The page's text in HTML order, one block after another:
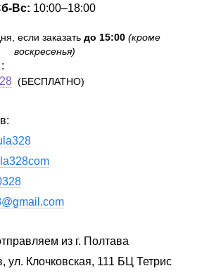
Вс: 10:00–18:00
если заказать до 15:00 (кроме
воскресенья)
(БЕСПЛАТНО)
из г. Полтава
ул. Клочковская, 111 БЦ Тетрис